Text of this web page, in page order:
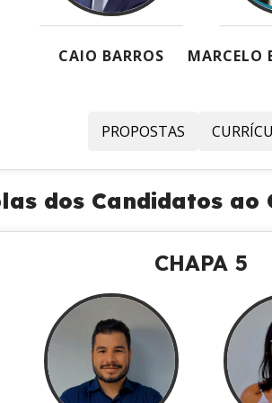
CAIO BARROS MARCELO
PROPOSTAS
dos Candidatos ao
CHAPA 5